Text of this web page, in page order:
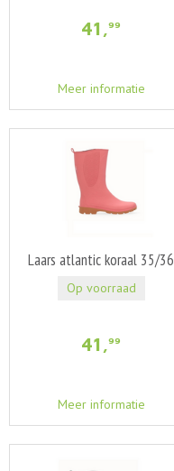
41 ,99
Meer informatie
Laars atlantic koraal 35/36
41 ,99
Meer informatie
Op voorraad